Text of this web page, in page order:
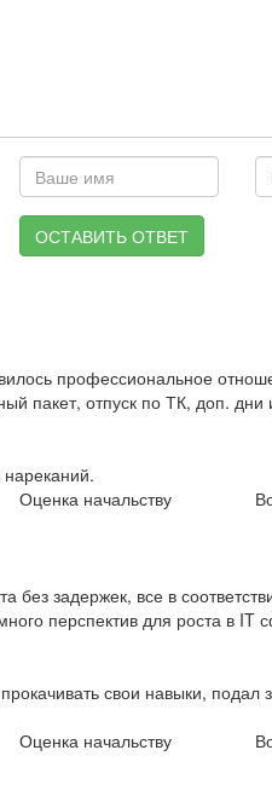
ОСТАВИТЬ ОТВЕТ
профессиональное
пакет, отпуск по ТК, доп. дни
Оценка начальству
задержек, все в
перспектив для роста в IT
свои навыки, подал
Оценка начальству